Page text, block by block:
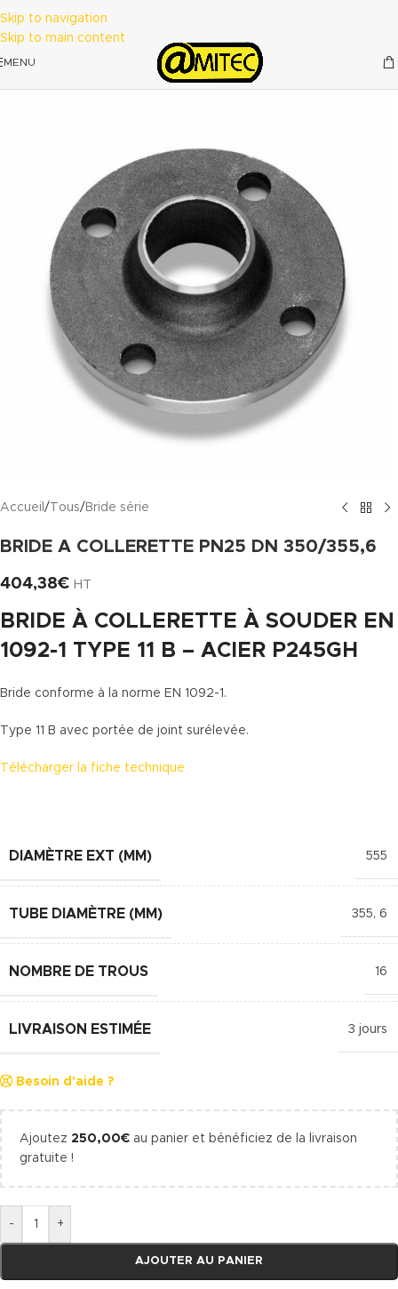
Skip to navigation
Skip to main content
MENU
Accueil / Tous/ Bride série
BRIDE A COLLERETTE PN25 DN 350/355,6
404,38€ HT
BRIDE À COLLERETTE À SOUDER EN
1092-1 TYPE 11 B – ACIER P245GH
Bride conforme à la norme EN 1092-1.
Type 11 B avec portée de joint surélevée.
Télécharger la fiche technique
DIAMÈTRE EXT (MM) 555
TUBE DIAMÈTRE (MM) 355, 6
NOMBRE DE TROUS 16
LIVRAISON ESTIMÉE 3 jours
Besoin d'aide ?
Ajoutez 250,00€ au panier et bénéficiez de la livraison
gratuite !
- +
AJOUTER AU PANIER